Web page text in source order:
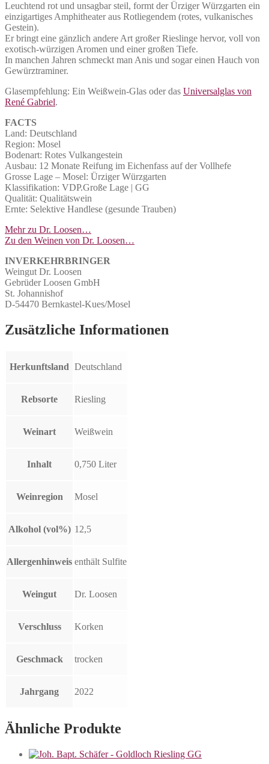
Leuchtend rot und unsagbar steil, formt der Ürziger Würzgarten ein
einzigartiges Amphitheater aus Rotliegendem (rotes, vulkanisches
Gestein).
Er bringt eine gänzlich andere Art großer Rieslinge hervor, voll von
exotisch-würzigen Aromen und einer großen Tiefe.
In manchen Jahren schmeckt man Anis und sogar einen Hauch von
Gewürztraminer.
Glasempfehlung: Ein Weißwein-Glas oder das Universalglas von
René Gabriel.
FACTS
Land: Deutschland
Region: Mosel
Bodenart: Rotes Vulkangestein
Ausbau: 12 Monate Reifung im Eichenfass auf der Vollhefe
Grosse Lage – Mosel: Ürziger Würzgarten
Klassifikation: VDP.Große Lage | GG
Qualität: Qualitätswein
Ernte: Selektive Handlese (gesunde Trauben)
Mehr zu Dr. Loosen…
Zu den Weinen von Dr. Loosen…
INVERKEHRBRINGER
Weingut Dr. Loosen
Gebrüder Loosen GmbH
St. Johannishof
D-54470 Bernkastel-Kues/Mosel
Zusätzliche Informationen
Herkunftsland Deutschland
Rebsorte Riesling
Weinart Weißwein
Inhalt 0,750 Liter
Weinregion Mosel
Alkohol (vol%) 12,5
Allergenhinweis enthält Sulfite
Weingut Dr. Loosen
Verschluss Korken
Geschmack trocken
Jahrgang 2022
Ähnliche Produkte